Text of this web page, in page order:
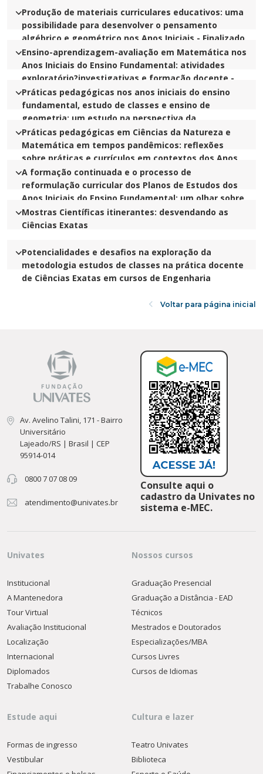
Produção de materiais curriculares educativos: uma
possibilidade para desenvolver o pensamento
algébrico e geométrico nos Anos Iniciais - Finalizado
em 2021
Ensino-aprendizagem-avaliação em Matemática nos
Anos Iniciais do Ensino Fundamental: atividades
exploratório?investigativas e formação docente -
Finalizado em 2023
Práticas pedagógicas nos anos iniciais do ensino
fundamental, estudo de classes e ensino de
geometria: um estudo na perspectiva da
etnomatemática - Finalizado em 2023
Práticas pedagógicas em Ciências da Natureza e
Matemática em tempos pandêmicos: reflexões
sobre práticas e currículos em contextos dos Anos
Iniciais e da formação inicial de professores -
Finalizado em 2023
A formação continuada e o processo de
reformulação curricular dos Planos de Estudos dos
Anos Iniciais do Ensino Fundamental: um olhar sobre
Ciências da Natureza e matemática - Finalizado em
2022
Mostras Científicas itinerantes: desvendando as
Ciências Exatas
Potencialidades e desafios na exploração da
metodologia estudos de classes na prática docente
de Ciências Exatas em cursos de Engenharia
Voltar para página inicial
Av. Avelino Talini, 171 - Bairro
Universitário
Lajeado/RS | Brasil | CEP
95914-014
0800 7 07 08 09
atendimento@univates.br
Consulte aqui o
cadastro da Univates no
sistema e-MEC.
Univates
Institucional
A Mantenedora
Tour Virtual
Avaliação Institucional
Localização
Internacional
Diplomados
Trabalhe Conosco
Nossos cursos
Graduação Presencial
Graduação a Distância - EAD
Técnicos
Mestrados e Doutorados
Especializações/MBA
Cursos Livres
Cursos de Idiomas
Estude aqui
Formas de ingresso
Vestibular
Cultura e lazer
Teatro Univates
Biblioteca